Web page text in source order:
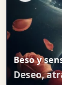
Beso y
Deseo,